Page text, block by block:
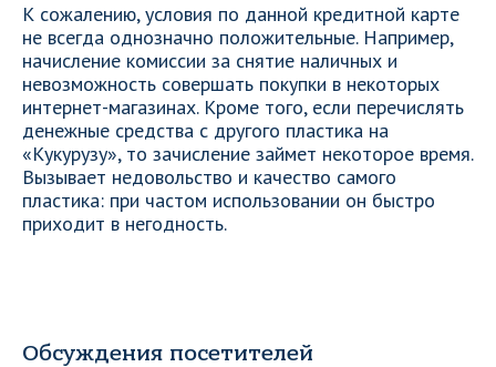
К сожалению, условия по данной кредитной карте
не всегда однозначно положительные. Например,
начисление комиссии за снятие наличных и
невозможность совершать покупки в некоторых
интернет-магазинах. Кроме того, если перечислять
денежные средства с другого пластика на
«Кукурузу», то зачисление займет некоторое время.
Вызывает недовольство и качество самого
пластика: при частом использовании он быстро
приходит в негодность.
Обсуждения посетителей